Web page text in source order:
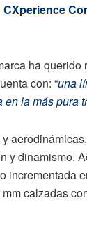
CXperience
ha
con: “una
la más pura
y dinamismo.
incrementada
calzadas